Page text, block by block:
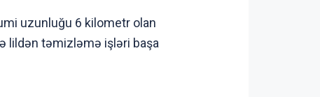
uzunluğu 6 kilometr olan
lildən təmizləmə işləri başa